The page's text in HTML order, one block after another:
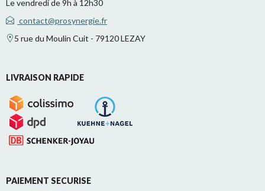
Le vendredi de 9h à 12h30
contact@prosynergie.fr
5 rue du Moulin Cuit - 79120 LEZAY
LIVRAISON RAPIDE
PAIEMENT SECURISE